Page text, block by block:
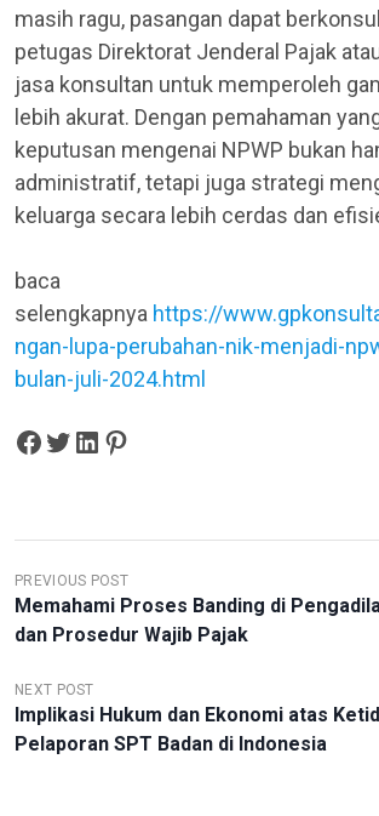
masih ragu, pasangan dapat
petugas Direktorat Jenderal Pajak
jasa konsultan untuk memperoleh
lebih akurat. Dengan pemahaman
keputusan mengenai NPWP bukan
administratif, tetapi juga strategi
keluarga secara lebih cerdas dan
baca
selengkapnya https://
ngan-lupa-perubahan-nik-menjadi-
bulan-juli-2024.html
Share on Facebook Tweet on Twitter Share on LinkedIn Pin on Pinterest
N
A
I
G
PREVIOUS POST
Memahami Proses Banding di
dan Prosedur Wajib Pajak
NEXT POST
Implikasi Hukum dan Ekonomi atas
Pelaporan SPT Badan di Indonesia